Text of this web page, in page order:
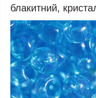
блакитний,